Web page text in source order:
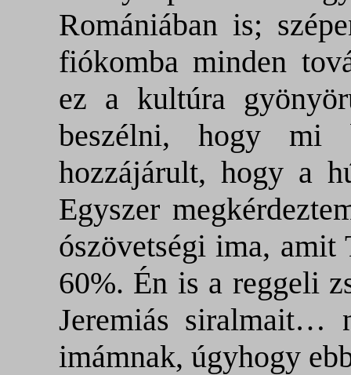
Romániában is;
fiókomba minden
ez a kultúra
beszélni, hogy mi
hozzájárult, hogy a
Egyszer
ószövetségi ima,
60%. Én is a reggeli
Jeremiás siralmait…
imámnak, úgyhogy